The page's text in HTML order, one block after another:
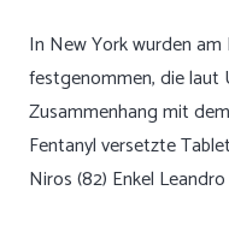
In New York wurden
festgenommen, die laut
Zusammenhang mit
Fentanyl versetzte
Niros (82) Enkel